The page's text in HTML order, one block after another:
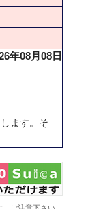
年08月08日
ます。そ